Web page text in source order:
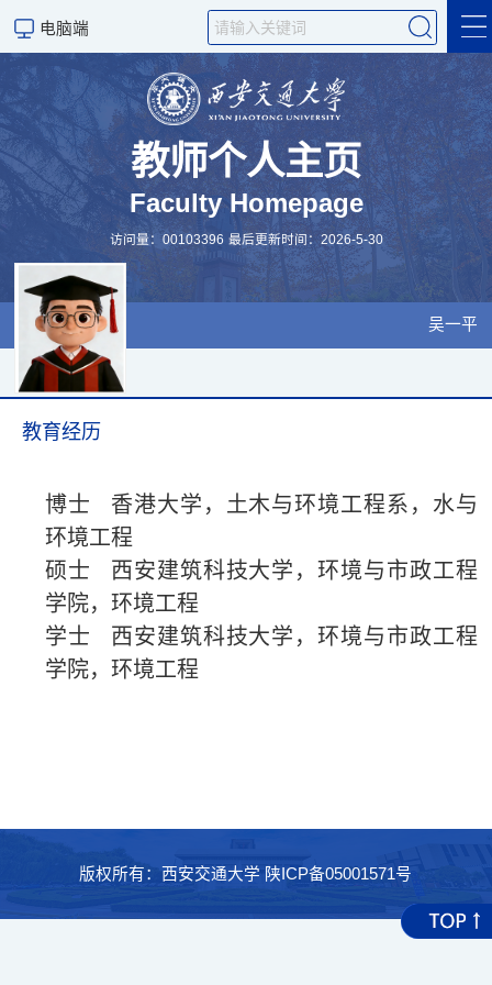
电脑端
Welcome
English
科学研究
教师个人主页
Faculty Homepage
访问量：00103396 最后更新时间：2026-5-30
吴一平
教育经历
博士
香港大学，土木与环境工程系，水与
环境工程
硕士
西安建筑科技大学，环境与市政工程
学院，环境工程
学士
西安建筑科技大学，环境与市政工程
学院，环境工程
版权所有：西安交通大学 陕ICP备05001571号